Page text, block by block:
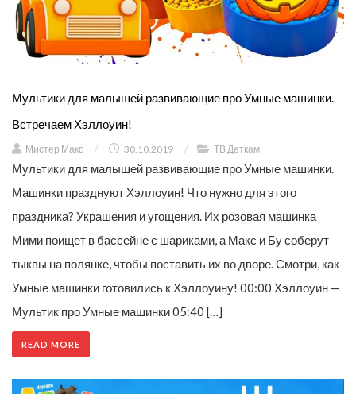
Мультики для малышей развивающие про Умные машинки.
Встречаем Хэллоуин!
Мистер Макс / 30.10.2019 / ТВ Деткам
Мультики для малышей развивающие про Умные машинки.
Машинки празднуют Хэллоуин! Что нужно для этого
праздника? Украшения и угощения. Их розовая машинка
Мими поищет в бассейне с шариками, а Макс и Бу соберут
тыквы на полянке, чтобы поставить их во дворе. Смотри, как
Умные машинки готовились к Хэллоуину! 00:00 Хэллоуин —
Мультик про Умные машинки 05:40 […]
READ MORE